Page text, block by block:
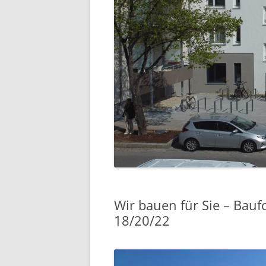
Wir bauen für Sie –
18/20/22